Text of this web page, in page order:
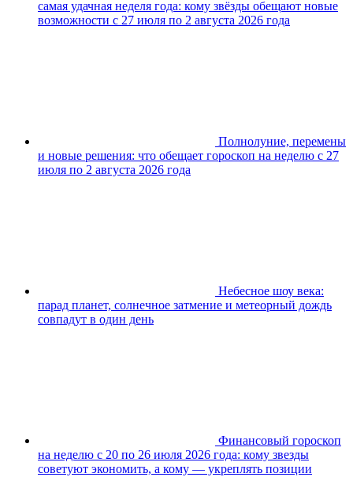
самая удачная неделя года: кому звёзды обещают новые
возможности с 27 июля по 2 августа 2026 года
Полнолуние, перемены
и новые решения: что обещает гороскоп на неделю с 27
июля по 2 августа 2026 года
Небесное шоу века:
парад планет, солнечное затмение и метеорный дождь
совпадут в один день
Финансовый гороскоп
на неделю с 20 по 26 июля 2026 года: кому звезды
советуют экономить, а кому — укреплять позиции